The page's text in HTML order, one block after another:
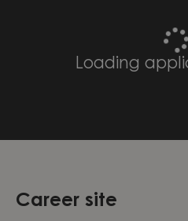
Loading
Career site